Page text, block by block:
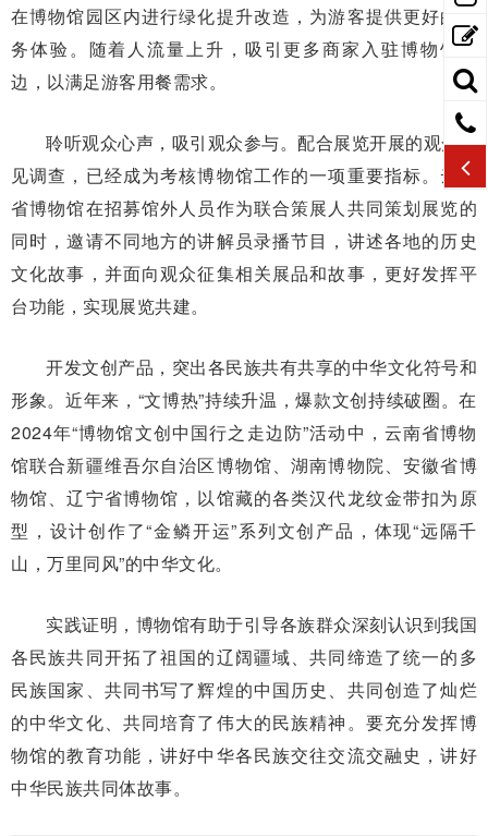
在博物馆园区内进行绿化提升改造，为游客提供更好的服
务体验。随着人流量上升，吸引更多商家入驻博物馆周
边，以满足游客用餐需求。
聆听观众心声，吸引观众参与。配合展览开展的观众意
见调查，已经成为考核博物馆工作的一项重要指标。云南
省博物馆在招募馆外人员作为联合策展人共同策划展览的
同时，邀请不同地方的讲解员录播节目，讲述各地的历史
文化故事，并面向观众征集相关展品和故事，更好发挥平
台功能，实现展览共建。
开发文创产品，突出各民族共有共享的中华文化符号和
形象。近年来，“文博热”持续升温，爆款文创持续破圈。在
2024年“博物馆文创中国行之走边防”活动中，云南省博物
馆联合新疆维吾尔自治区博物馆、湖南博物院、安徽省博
物馆、辽宁省博物馆，以馆藏的各类汉代龙纹金带扣为原
型，设计创作了“金鳞开运”系列文创产品，体现“远隔千
山，万里同风”的中华文化。
实践证明，博物馆有助于引导各族群众深刻认识到我国
各民族共同开拓了祖国的辽阔疆域、共同缔造了统一的多
民族国家、共同书写了辉煌的中国历史、共同创造了灿烂
的中华文化、共同培育了伟大的民族精神。要充分发挥博
物馆的教育功能，讲好中华各民族交往交流交融史，讲好
中华民族共同体故事。